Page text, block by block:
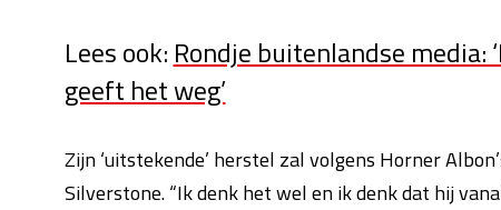
Lees ook: Rondje buitenlandse media:
geeft het weg’
Zijn ‘uitstekende’ herstel zal volgens Horner
Silverstone. “Ik denk het wel en ik denk dat hij